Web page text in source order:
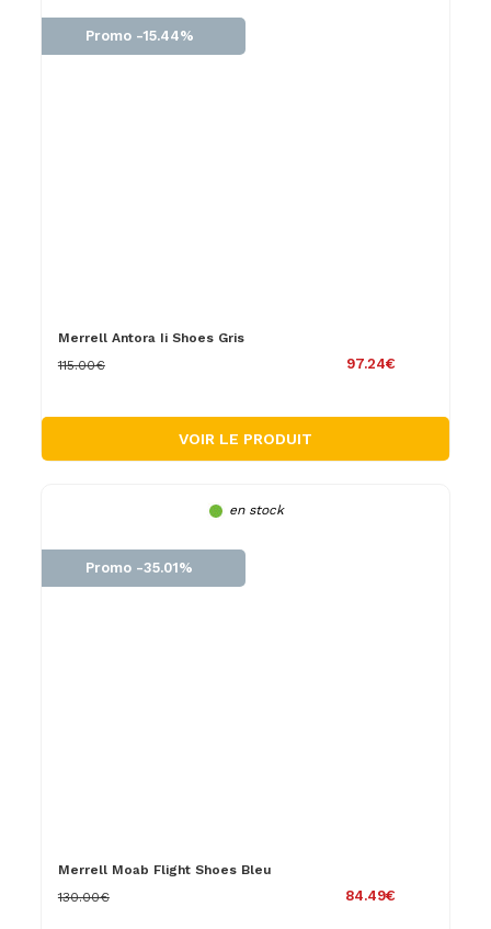
Promo -15.44%
Merrell Antora Ii Shoes Gris
97.24€
115.00€
VOIR LE PRODUIT
en stock
Promo -35.01%
Merrell Moab Flight Shoes Bleu
84.49€
130.00€